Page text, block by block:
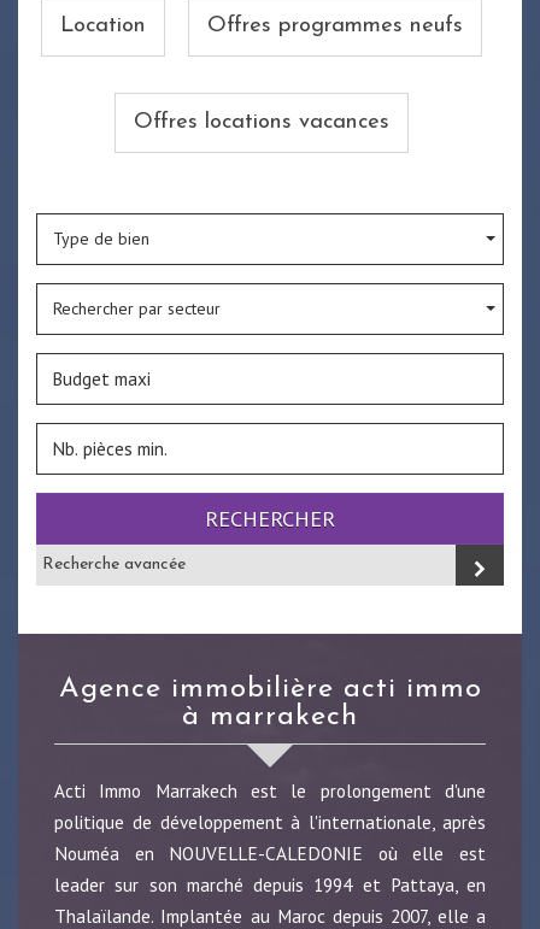
Location Offres programmes neufs
Offres locations vacances
Type de bien
Rechercher par secteur
RECHERCHER
Recherche avancée
agence immobilière acti immo
à marrakech
Acti Immo Marrakech est le prolongement d'une
politique de développement à l'internationale, après
Nouméa en NOUVELLE-CALEDONIE où elle est
leader sur son marché depuis 1994 et Pattaya, en
Thalaïlande. Implantée au Maroc depuis 2007, elle a